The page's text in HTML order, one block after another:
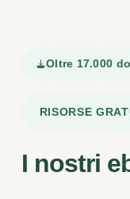
Oltre 17.000
RISORSE
I nostri